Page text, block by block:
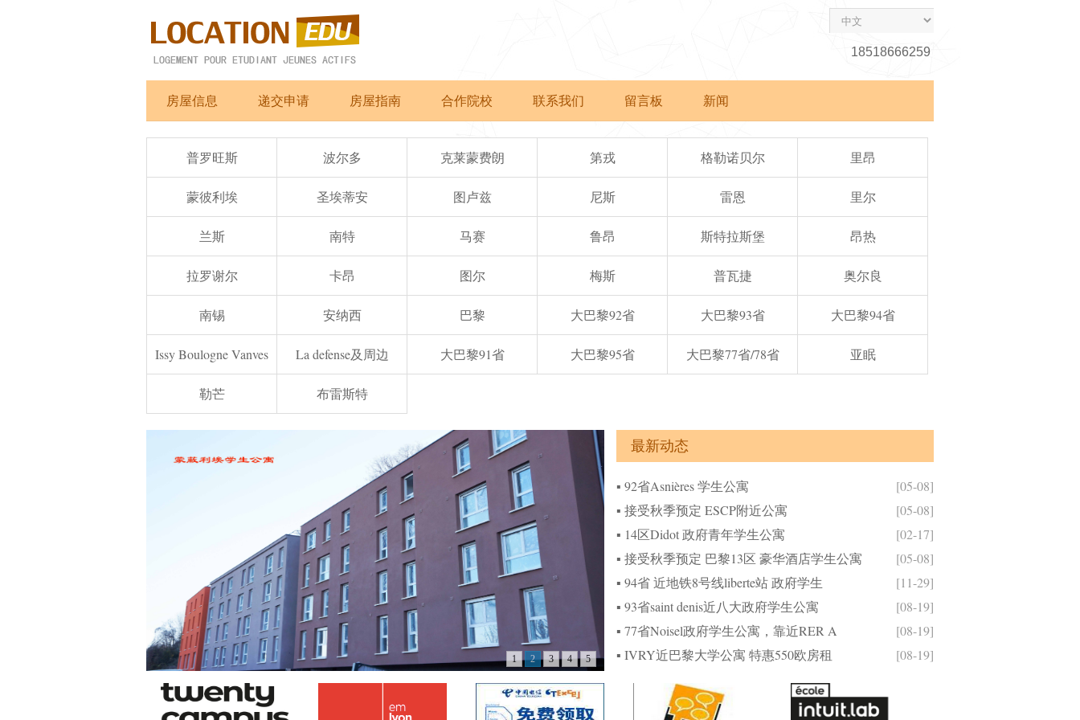
18518666259
房屋信息 递交申请 房屋指南 合作院校 联系我们 留言板 新闻
普罗旺斯 波尔多 克莱蒙费朗 第戎 格勒诺贝尔 里昂
蒙彼利埃 圣埃蒂安 图卢兹 尼斯 雷恩 里尔
兰斯 南特 马赛 鲁昂 斯特拉斯堡 昂热
拉罗谢尔 卡昂 图尔 梅斯 普瓦捷 奥尔良
南锡 安纳西 巴黎 大巴黎92省 大巴黎93省 大巴黎94省
Issy Boulogne Vanves La defense及周边 大巴黎91省 大巴黎95省 大巴黎77省/78省 亚眠
勒芒 布雷斯特
1 2 3 4 5
最新动态
▪ 92省Asnières 学生公寓
[05-08]
▪ 接受秋季预定 ESCP附近公寓
[05-08]
▪ 14区Didot 政府青年学生公寓
[02-17]
▪ 接受秋季预定 巴黎13区 豪华酒店学生公寓
[05-08]
▪ 94省 近地铁8号线liberte站 政府学生
[11-29]
▪ 93省saint denis近八大政府学生公寓
[08-19]
▪ 77省Noisel政府学生公寓，靠近RER A
[08-19]
▪ IVRY近巴黎大学公寓 特惠550欧房租 [08-19]